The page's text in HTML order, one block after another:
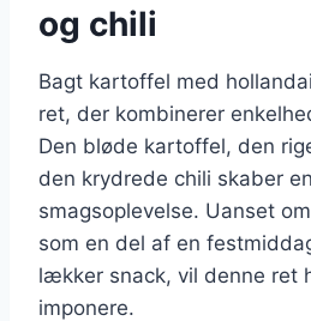
og chili
Bagt kartoffel med
ret, der kombinerer
Den bløde kartoffel, den
den krydrede chili skaber
smagsoplevelse. Uanset
som en del af en
lækker snack, vil denne ret
imponere.